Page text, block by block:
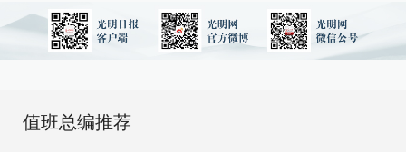
值班总编推荐